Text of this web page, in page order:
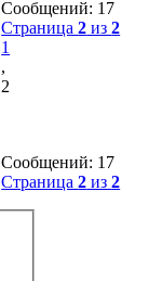
Сообщений: 17
Страница2 из2
1
,
2
Сообщений: 17
Страница2 из2